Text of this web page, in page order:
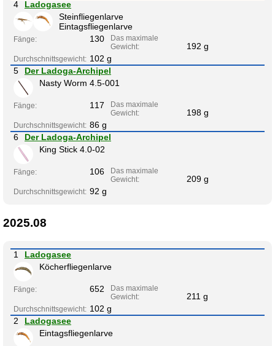
4
Ladogasee
Steinfliegenlarve
Eintagsfliegenlarve
Fänge: 130
Das maximale
Gewicht:
192 g
Durchschnittsgewicht: 102 g
5
Der Ladoga-Archipel
Nasty Worm 4.5-001
Fänge: 117
Das maximale
Gewicht:
198 g
Durchschnittsgewicht: 86 g
6
Der Ladoga-Archipel
King Stick 4.0-02
Fänge: 106
Das maximale
Gewicht:
209 g
Durchschnittsgewicht: 92 g
2025.08
1
Ladogasee
Köcherfliegenlarve
Fänge: 652
Das maximale
Gewicht:
211 g
Durchschnittsgewicht: 102 g
2
Ladogasee
Eintagsfliegenlarve